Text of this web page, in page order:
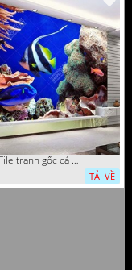
File tranh gốc cá và san hô dưới đáy biển
TẢI VỀ